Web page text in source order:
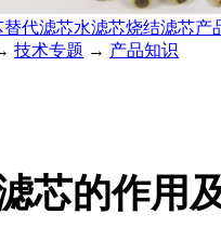
替代滤芯水滤芯烧结滤芯产
技术专题 → 产品知识
芯的作用